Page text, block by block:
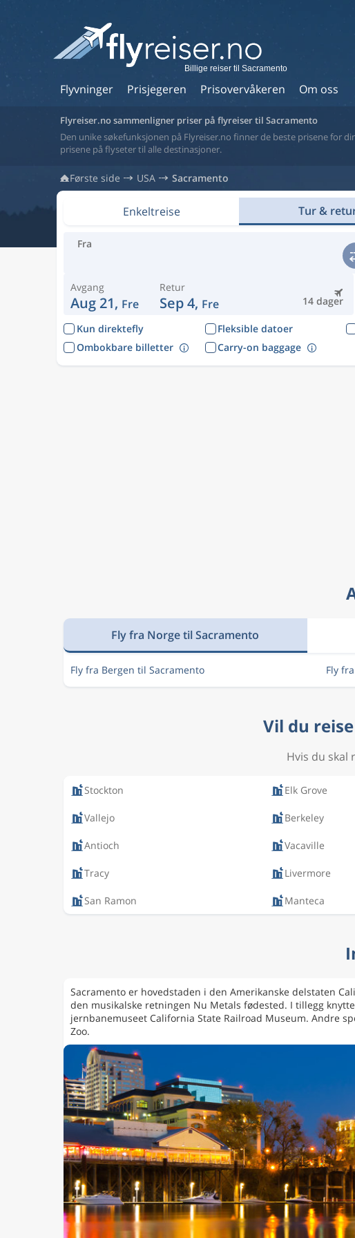
Flyvninger Prisjegeren Prisovervåkeren Om oss
Billige reiser til Sacramento
Flyreiser.no sammenligner priser på flyreiser til Sacramento
Den unike søkefunksjonen på Flyreiser.no finner de beste prisene for
prisene på flyseter til alle destinasjoner.
Første side USA Sacramento
Enkeltreise Tur &
Fra
Avgang
Aug 21, Fre 14 dager
Retur
Sep 4, Fre
Kun direktefly Fleksible datoer
Ombokbare billetter
Carry-on baggage
Fly fra Norge til Sacramento
Fly fra Bergen til Sacramento Fly
Vil du
Hvis du skal
Stockton Elk Grove
Vallejo Berkeley
Antioch Vacaville
Tracy Livermore
San Ramon Manteca
Sacramento er hovedstaden i den Amerikanske delstaten
den musikalske retningen Nu Metals fødested. I tillegg
jernbanemuseet California State Railroad Museum. Andre
Zoo.